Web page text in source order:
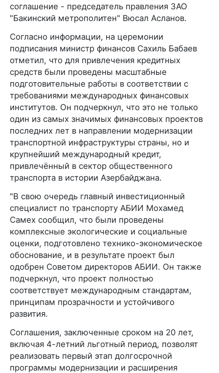
соглашение - председатель правления ЗАО
"Бакинский метрополитен" Вюсал Асланов.
Согласно информации, на церемонии
подписания министр финансов Сахиль Бабаев
отметил, что для привлечения кредитных
средств были проведены масштабные
подготовительные работы в соответствии с
требованиями международных финансовых
институтов. Он подчеркнул, что это не только
один из самых значимых финансовых проектов
последних лет в направлении модернизации
транспортной инфраструктуры страны, но и
крупнейший международный кредит,
привлечённый в сектор общественного
транспорта в истории Азербайджана.
"В свою очередь главный инвестиционный
специалист по транспорту АБИИ Мохамед
Самех сообщил, что были проведены
комплексные экологические и социальные
оценки, подготовлено технико-экономическое
обоснование, и в результате проект был
одобрен Советом директоров АБИИ. Он также
подчеркнул, что проект полностью
соответствует международным стандартам,
принципам прозрачности и устойчивого
развития.
Соглашения, заключенные сроком на 20 лет,
включая 4-летний льготный период, позволят
реализовать первый этап долгосрочной
программы модернизации и расширения